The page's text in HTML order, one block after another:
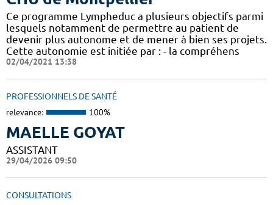
Ce programme Lympheduc a plusieurs objectifs parmi
lesquels notamment de permettre au patient de
devenir plus autonome et de mener à bien ses projets.
Cette autonomie est initiée par : - la compréhens
02/04/2021 13:38
PROFESSIONNELS DE SANTÉ
relevance: 100%
MAELLE GOYAT
ASSISTANT
29/04/2026 09:50
CONSULTATIONS